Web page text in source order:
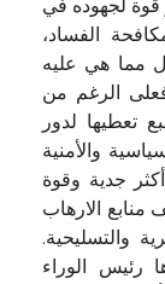
لجهوده في
الفساد،
مما هي عليه
الرغم من
تعطيها لدور
والأمنية
جدية وقوة
الارهاب
والتسليحية.
رئيس الوراء